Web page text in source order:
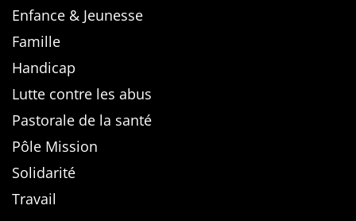
Enfance & Jeunesse
Famille
Handicap
Lutte contre les abus
Pastorale de la santé
Pôle Mission
Solidarité
Travail